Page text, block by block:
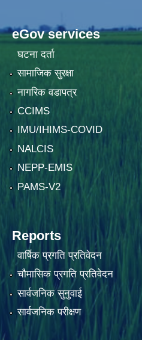
eGov services
घटना दर्ता
सामाजिक सुरक्षा
नागरिक वडापत्र
CCIMS
IMU/IHIMS-COVID
NALCIS
NEPP-EMIS
PAMS-V2
Reports
वार्षिक प्रगति प्रतिवेदन
चौमासिक प्रगति प्रतिवेदन
सार्वजनिक सुनुवाई
सार्वजनिक परीक्षण